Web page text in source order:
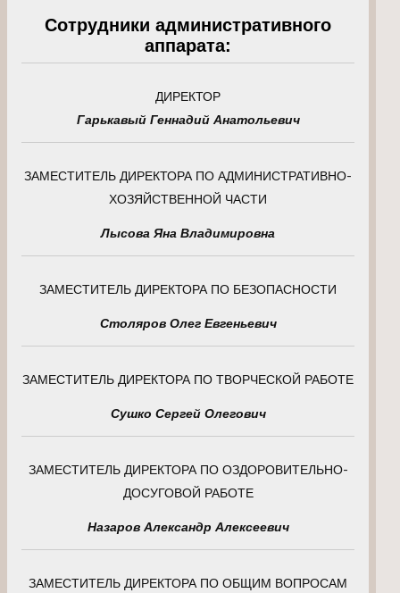
Сотрудники административного
аппарата:
ДИРЕКТОР
Гарькавый Геннадий Анатольевич
ЗАМЕСТИТЕЛЬ ДИРЕКТОРА ПО АДМИНИСТРАТИВНО-
ХОЗЯЙСТВЕННОЙ ЧАСТИ
Лысова Яна Владимировна
ЗАМЕСТИТЕЛЬ ДИРЕКТОРА ПО БЕЗОПАСНОСТИ
Столяров Олег Евгеньевич
ЗАМЕСТИТЕЛЬ ДИРЕКТОРА ПО ТВОРЧЕСКОЙ РАБОТЕ
Сушко Сергей Олегович
ЗАМЕСТИТЕЛЬ ДИРЕКТОРА ПО ОЗДОРОВИТЕЛЬНО-
ДОСУГОВОЙ РАБОТЕ
Назаров Александр Алексеевич
ЗАМЕСТИТЕЛЬ ДИРЕКТОРА ПО ОБЩИМ ВОПРОСАМ